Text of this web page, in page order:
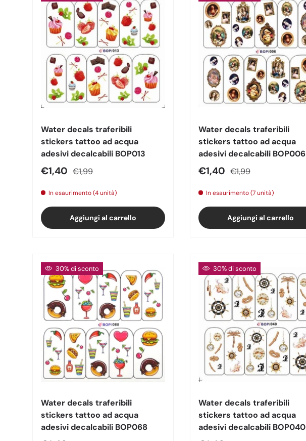
Water decals traferibili
stickers tattoo ad acqua
adesivi decalcabili BOP013
Prezzo di vendita
€1,40 Prezzo normale
€1,99
In esaurimento (4 unità)
Aggiungi al carrello
Water decals traferibili
stickers tattoo ad acqua
adesivi decalcabili BOP006
Prezzo di vendita
€1,40 Prezzo normale
€1,99
In esaurimento (7 unità)
Aggiungi al carrello
30% di sconto
Water decals traferibili
stickers tattoo ad acqua
adesivi decalcabili BOP068
30% di sconto
Water decals traferibili
stickers tattoo ad acqua
adesivi decalcabili BOP040